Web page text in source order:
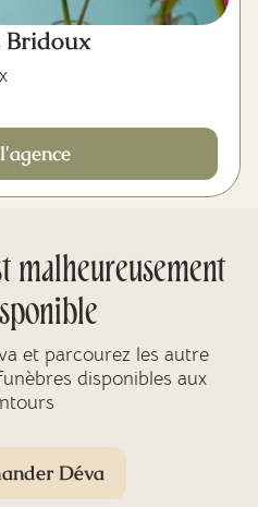
Bridoux
malheureusement
et parcourez les autre
disponibles aux
Déva